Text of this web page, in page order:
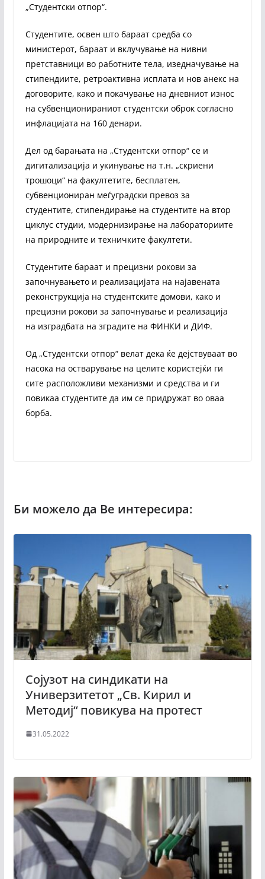
„Студентски отпор“.
Студентите, освен што бараат средба со
министерот, бараат и вклучување на нивни
претставници во работните тела, изедначување на
стипендиите, ретроактивна исплата и нов анекс на
договорите, како и покачување на дневниот износ
на субвенционираниот студентски оброк согласно
инфлацијата на 160 денари.
Дел од барањата на „Студентски отпор“ се и
дигитализација и укинување на т.н. „скриени
трошоци“ на факултетите, бесплатен,
субвенциониран меѓуградски превоз за
студентите, стипендирање на студентите на втор
циклус студии, модернизирање на лабораториите
на природните и техничките факултети.
Студентите бараат и прецизни рокови за
започнувањето и реализацијата на најавената
реконструкција на студентските домови, како и
прецизни рокови за започнување и реализација
на изградбата на зградите на ФИНКИ и ДИФ.
Од „Студентски отпор“ велат дека ќе дејствуваат во
насока на остварување на целите користејќи ги
сите расположливи механизми и средства и ги
повикаа студентите да им се придружат во оваа
борба.
Сојузот на синдикати на
Универзитетот „Св. Кирил и
Методиј“ повикува на протест
31.05.2022